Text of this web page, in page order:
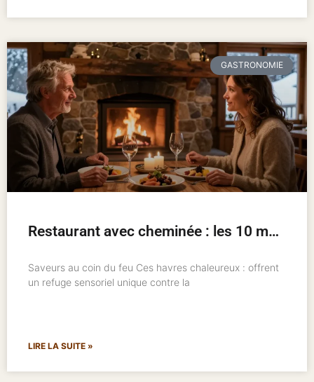
GASTRONOMIE
Restaurant avec cheminée : les 10 meilleures adresses pour un hiver chaleureux
Saveurs au coin du feu Ces havres chaleureux : offrent
un refuge sensoriel unique contre la
LIRE LA SUITE »